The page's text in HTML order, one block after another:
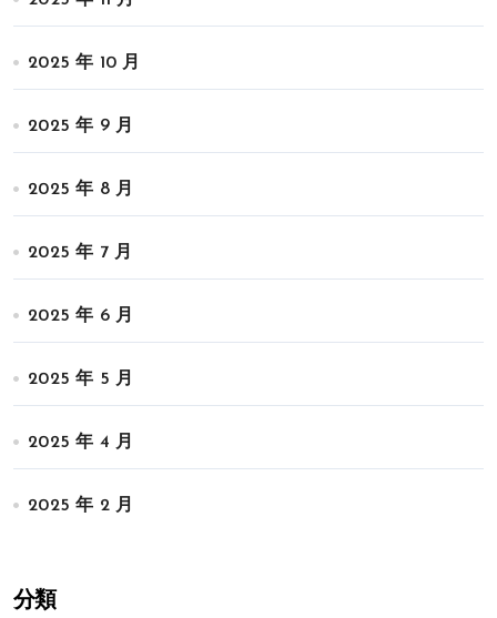
2025 年 10 月
2025 年 9 月
2025 年 8 月
2025 年 7 月
2025 年 6 月
2025 年 5 月
2025 年 4 月
2025 年 2 月
分類